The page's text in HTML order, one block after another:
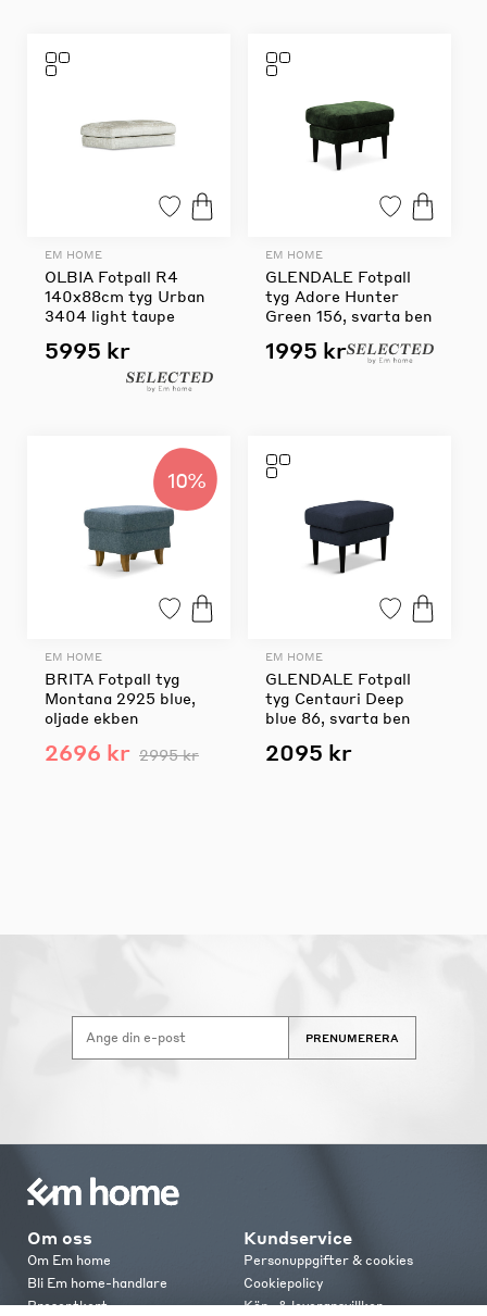
EM HOME
OLBIA Fotpall R4
140x88cm tyg Urban
3404 light taupe
5995 kr
EM HOME
GLENDALE Fotpall
tyg Adore Hunter
Green 156, svarta ben
1995 kr
10%
EM HOME
BRITA Fotpall tyg
Montana 2925 blue,
oljade ekben
2696 kr 2995 kr
EM HOME
GLENDALE Fotpall
tyg Centauri Deep
blue 86, svarta ben
2095 kr
PRENUMERERA
Om oss
Om Em home
Bli Em home-handlare
Presentkort
Kundservice
Personuppgifter & cookies
Cookiepolicy
Köp- & leveransvillkor